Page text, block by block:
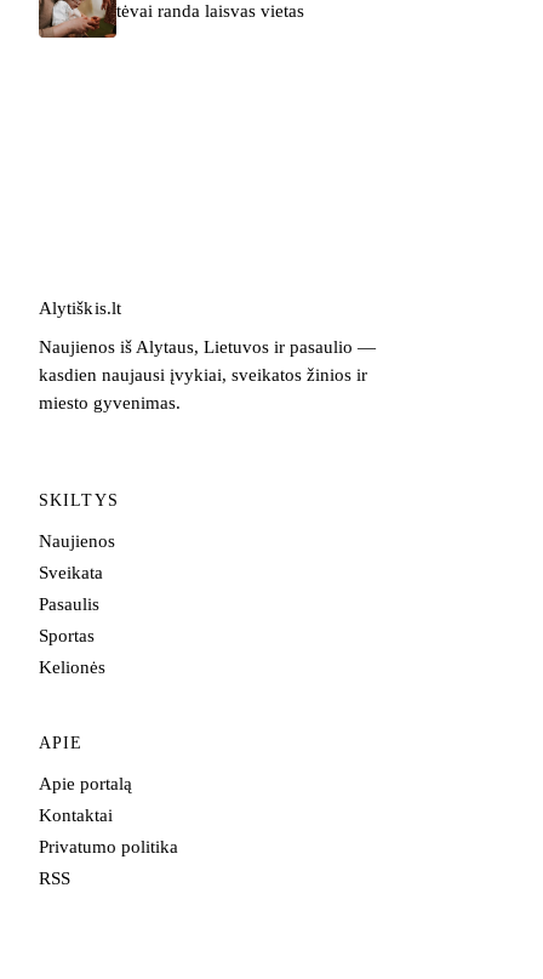
tėvai randa laisvas vietas
Alytiškis.lt
Naujienos iš Alytaus, Lietuvos ir pasaulio —
kasdien naujausi įvykiai, sveikatos žinios ir
miesto gyvenimas.
SKILTYS
Naujienos
Sveikata
Pasaulis
Sportas
Kelionės
APIE
Apie portalą
Kontaktai
Privatumo politika
RSS